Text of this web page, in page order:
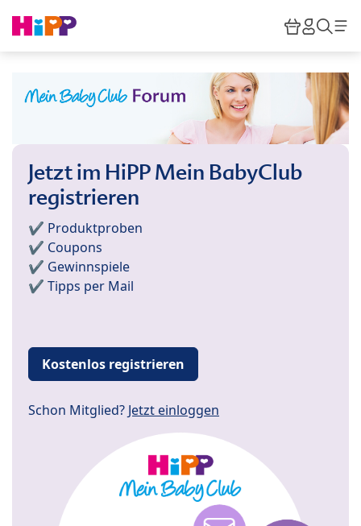
HiPP
Jetzt im HiPP Mein BabyClub
registrieren
✔️ Produktproben
✔️ Coupons
✔️ Gewinnspiele
✔️ Tipps per Mail
Kostenlos registrieren
Schon Mitglied? Jetzt einloggen